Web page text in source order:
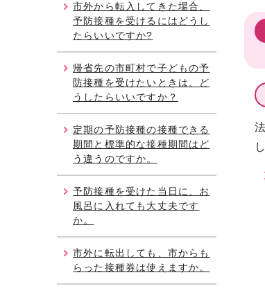
市外から転入してきた場合、
予防接種を受けるにはどうし
たらいいですか?
帰省先の市町村で子どもの予
防接種を受けたいときは、ど
うしたらいいですか？
定期の予防接種の接種できる
期間と標準的な接種期間はど
う違うのですか。
予防接種を受けた当日に、お
風呂に入れても大丈夫です
か。
市外に転出しても、市からも
らった接種券は使えますか。